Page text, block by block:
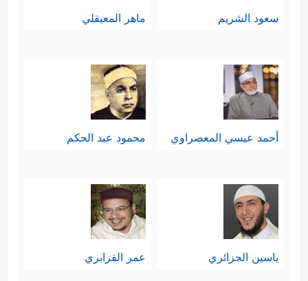
سعود الشريم ماهر المعيقلي
أحمد عيسي المعصراوي محمود عبد الحكم
ياسين الجزائري عمر القزابري